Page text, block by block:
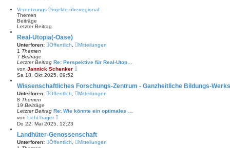
i
Vernetzungs-Projekte überregional
Themen
Beiträge
Letzter Beitrag
Real-Utopia(-Oase)
Unterforen: Öffentlich
Mitteilungen
1 Themen
7 Beiträge
Letzter Beitrag Re: Perspektive für Real-Utop…
von Jannick Schenker
e
s
t
B
r
a
Sa 18. Okt 2025, 09:52
Wissenschaftliches Forschungs-Zentrum - Ganzheitliche Bildungs-
Unterforen: Öffentlich
Mitteilungen
8 Themen
19 Beiträge
Letzter Beitrag Re: Wie könnte ein optimales …
von LichtTräger
e
u
e
s
t
Do 22. Mai 2025, 12:23
Landhüter-Genossenschaft
Unterforen: Öffentlich
Mitteilungen